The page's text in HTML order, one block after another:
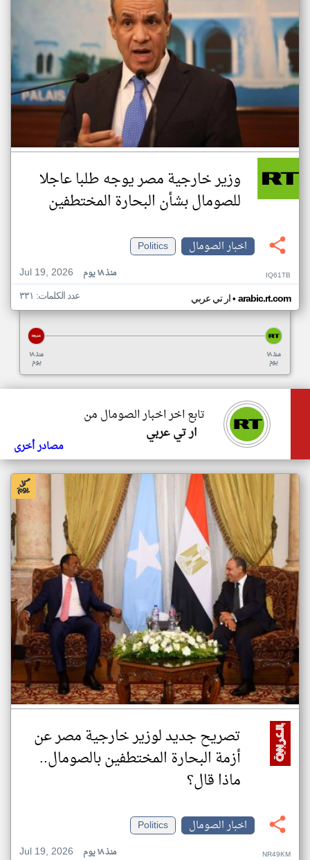
وزير خارجية مصر يوجه طلبا عاجلا
للصومال بشأن البحارة المختطفين
اخبار الصومال
Politics
Jul 19, 2026
منذ ١٨ يوم IQ61TB
ار تي عربي• arabic.rt.com عدد الكلمات: ٣٣١
منذ ١٨
يوم
منذ ١٨
يوم
تابع اخر اخبار الصومال من
ار تي عربي
مصادر أخرى
تصريح جديد لوزير خارجية مصر عن
أزمة البحارة المختطفين بالصومال..
ماذا قال؟
اخبار الصومال
Politics
Jul 19, 2026
منذ ١٨ يوم NR49KM